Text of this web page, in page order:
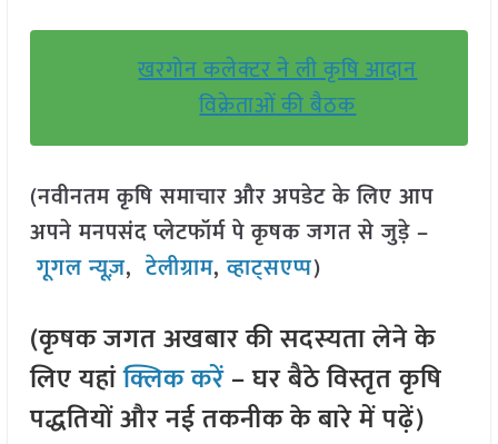
खरगोन कलेक्टर ने ली कृषि आदान
विक्रेताओं की बैठक
(नवीनतम कृषि समाचार और अपडेट के लिए आप
अपने मनपसंद प्लेटफॉर्म पे कृषक जगत से जुड़े –
गूगल न्यूज़,टेलीग्राम,व्हाट्सएप्प)
(कृषक जगत अखबार की सदस्यता लेने के
लिए यहांक्लिक करें– घर बैठे विस्तृत कृषि
पद्धतियों और नई तकनीक के बारे में पढ़ें)